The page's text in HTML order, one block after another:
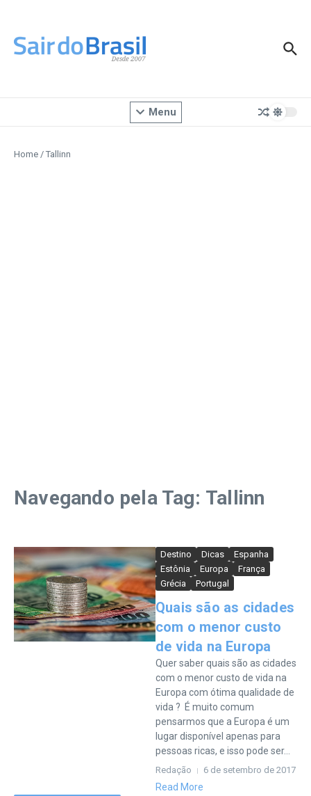
Menu
Home / Tallinn
Navegando pela Tag: Tallinn
Destino Dicas
Espanha
Estônia
Europa
França
Grécia
Portugal
Quais são as cidades
com o menor custo
de vida na Europa
Quer saber quais são as cidades
com o menor custo de vida na
Europa com ótima qualidade de
vida ? É muito comum
pensarmos que a Europa é um
lugar disponível apenas para
pessoas ricas, e isso pode ser...
Redação 6 de setembro de 2017
Read More